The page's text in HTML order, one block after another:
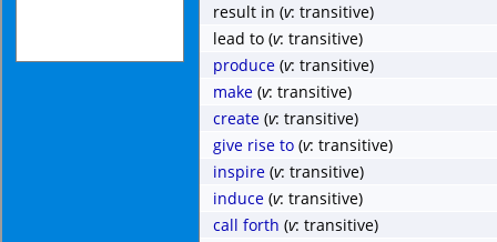
result in (v: transitive)
lead to (v: transitive)
produce (v: transitive)
make (v: transitive)
create (v: transitive)
give rise to (v: transitive)
inspire (v: transitive)
induce (v: transitive)
call forth (v: transitive)